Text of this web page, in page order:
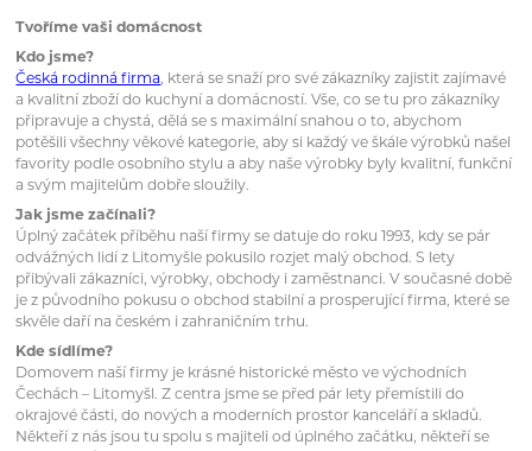
Tvoříme vaši domácnost
Kdo jsme?
Česká rodinná firma, která se snaží pro své zákazníky zajistit zajímavé
a kvalitní zboží do kuchyní a domácností. Vše, co se tu pro zákazníky
připravuje a chystá, dělá se s maximální snahou o to, abychom
potěšili všechny věkové kategorie, aby si každý ve škále výrobků našel
favority podle osobního stylu a aby naše výrobky byly kvalitní, funkční
a svým majitelům dobře sloužily.
Jak jsme začínali?
Úplný začátek příběhu naší firmy se datuje do roku 1993, kdy se pár
odvážných lidí z Litomyšle pokusilo rozjet malý obchod. S lety
přibývali zákazníci, výrobky, obchody i zaměstnanci. V současné době
je z původního pokusu o obchod stabilní a prosperující firma, které se
skvěle daří na českém i zahraničním trhu.
Kde sídlíme?
Domovem naší firmy je krásné historické město ve východních
Čechách – Litomyšl. Z centra jsme se před pár lety přemístili do
okrajové části, do nových a moderních prostor kanceláří a skladů.
Někteří z nás jsou tu spolu s majiteli od úplného začátku, někteří se